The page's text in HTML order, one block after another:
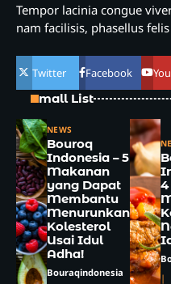
Tempor lacinia congue
nam facilisis, phasellus
Twitter Facebook
Small List
NEWS
Bouroq
Indonesia – 5
Makanan
yang Dapat
Membantu
Menurunkan
Kolesterol
Usai Idul
Adha!
Bouraqindonesia
4